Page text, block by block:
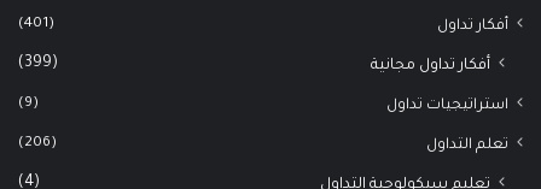
أفكار تداول (401)
أفكار تداول مجانية (399)
استراتيجيات تداول (9)
تعلم التداول (206)
تعليم سيكولوجية التداول (4)